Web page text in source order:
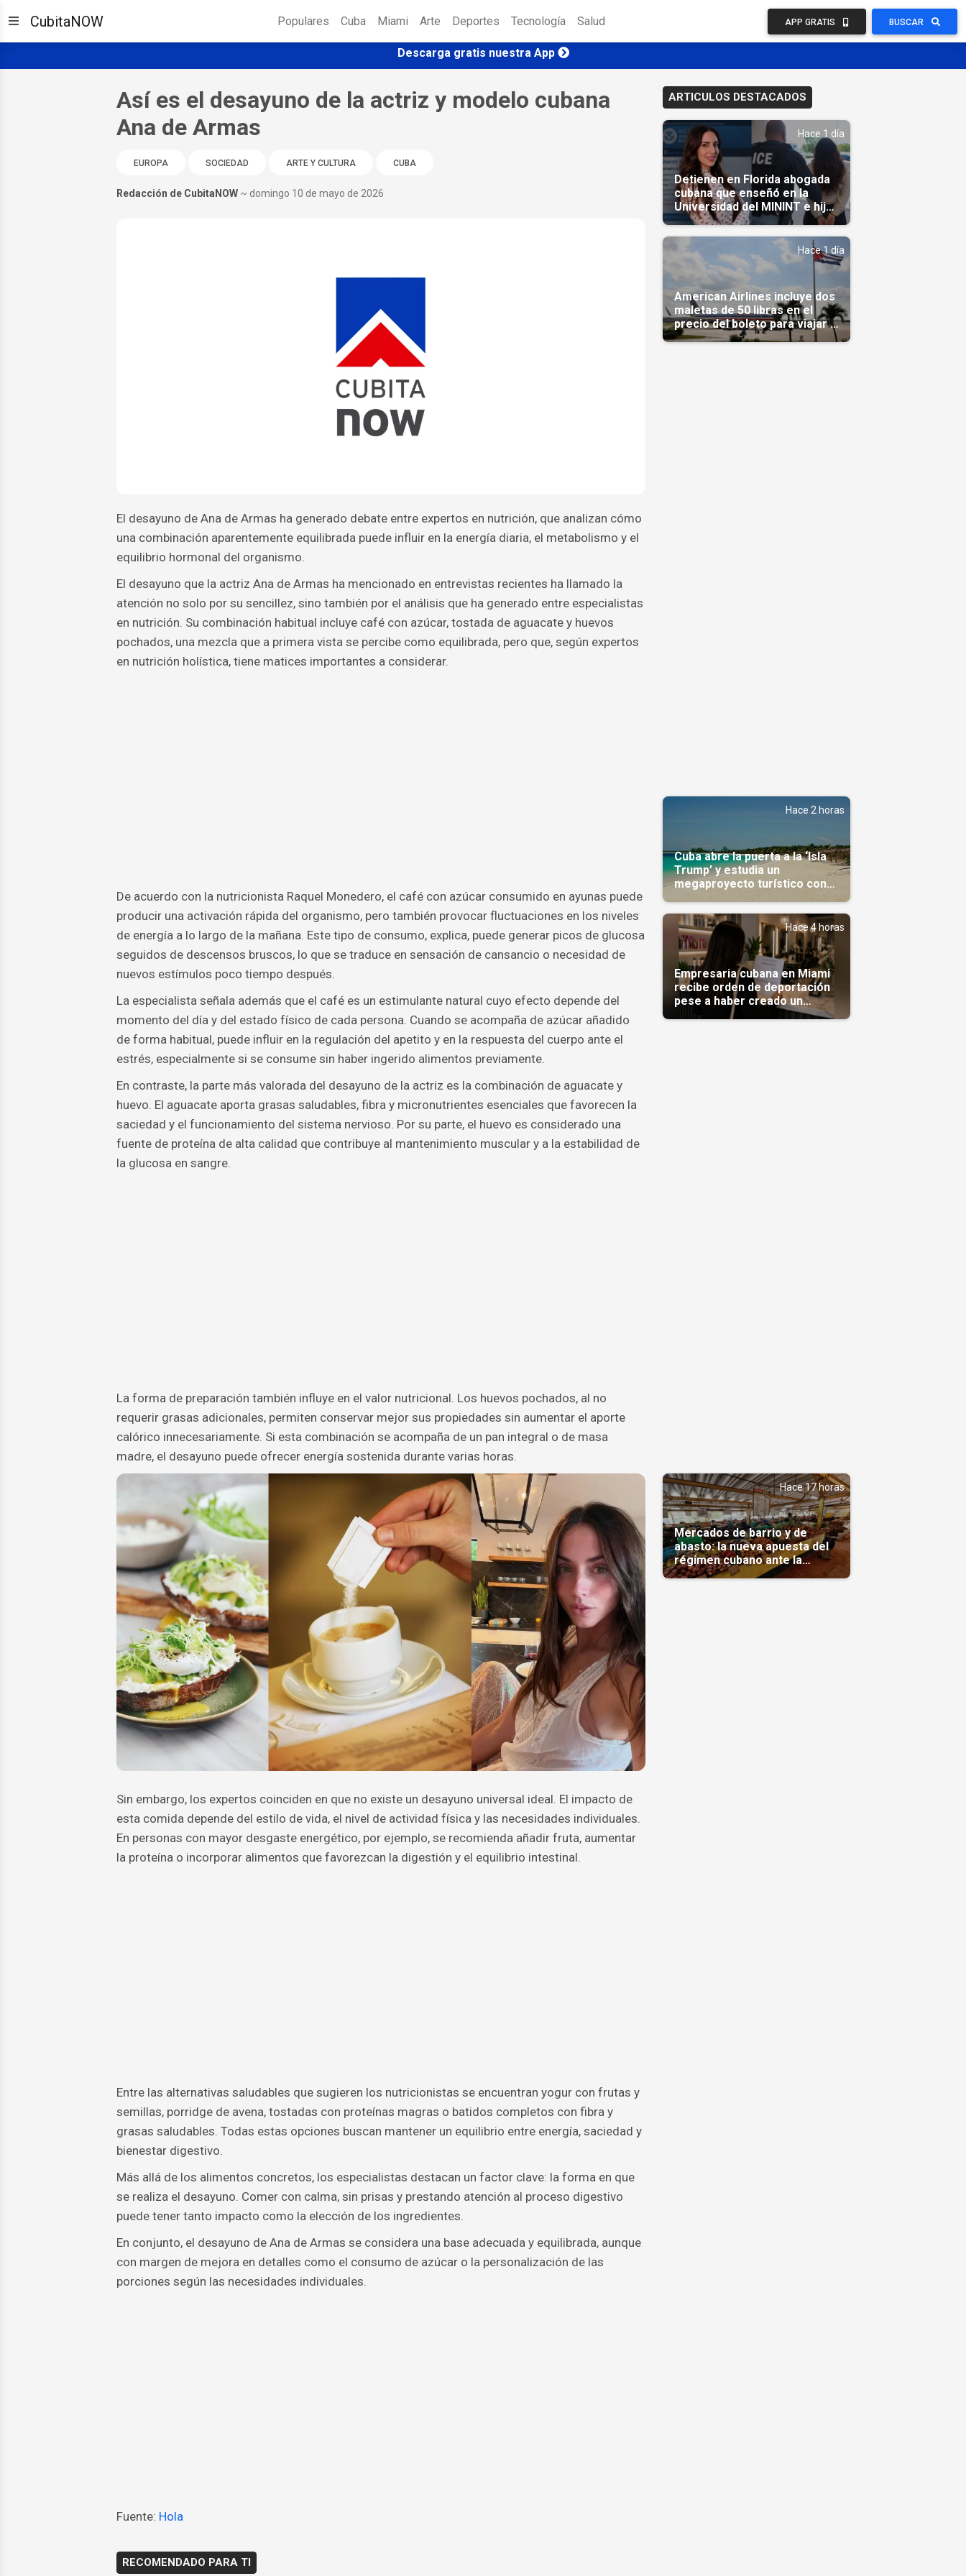
CubitaNOW Populares Cuba Miami Arte Deportes Tecnología Salud APP GRATIS BUSCAR
Descarga gratis nuestra App
Así es el desayuno de la actriz y modelo cubana
Ana de Armas
EUROPA SOCIEDAD ARTE Y CULTURA CUBA
Redacción de CubitaNOW ~ domingo 10 de mayo de 2026
El desayuno de Ana de Armas ha generado debate entre expertos en nutrición, que analizan cómo
una combinación aparentemente equilibrada puede influir en la energía diaria, el metabolismo y el
equilibrio hormonal del organismo.
El desayuno que la actriz Ana de Armas ha mencionado en entrevistas recientes ha llamado la
atención no solo por su sencillez, sino también por el análisis que ha generado entre especialistas
en nutrición. Su combinación habitual incluye café con azúcar, tostada de aguacate y huevos
pochados, una mezcla que a primera vista se percibe como equilibrada, pero que, según expertos
en nutrición holística, tiene matices importantes a considerar.
De acuerdo con la nutricionista Raquel Monedero, el café con azúcar consumido en ayunas puede
producir una activación rápida del organismo, pero también provocar fluctuaciones en los niveles
de energía a lo largo de la mañana. Este tipo de consumo, explica, puede generar picos de glucosa
seguidos de descensos bruscos, lo que se traduce en sensación de cansancio o necesidad de
nuevos estímulos poco tiempo después.
La especialista señala además que el café es un estimulante natural cuyo efecto depende del
momento del día y del estado físico de cada persona. Cuando se acompaña de azúcar añadido
de forma habitual, puede influir en la regulación del apetito y en la respuesta del cuerpo ante el
estrés, especialmente si se consume sin haber ingerido alimentos previamente.
En contraste, la parte más valorada del desayuno de la actriz es la combinación de aguacate y
huevo. El aguacate aporta grasas saludables, fibra y micronutrientes esenciales que favorecen la
saciedad y el funcionamiento del sistema nervioso. Por su parte, el huevo es considerado una
fuente de proteína de alta calidad que contribuye al mantenimiento muscular y a la estabilidad de
la glucosa en sangre.
La forma de preparación también influye en el valor nutricional. Los huevos pochados, al no
requerir grasas adicionales, permiten conservar mejor sus propiedades sin aumentar el aporte
calórico innecesariamente. Si esta combinación se acompaña de un pan integral o de masa
madre, el desayuno puede ofrecer energía sostenida durante varias horas.
Sin embargo, los expertos coinciden en que no existe un desayuno universal ideal. El impacto de
esta comida depende del estilo de vida, el nivel de actividad física y las necesidades individuales.
En personas con mayor desgaste energético, por ejemplo, se recomienda añadir fruta, aumentar
la proteína o incorporar alimentos que favorezcan la digestión y el equilibrio intestinal.
Entre las alternativas saludables que sugieren los nutricionistas se encuentran yogur con frutas y
semillas, porridge de avena, tostadas con proteínas magras o batidos completos con fibra y
grasas saludables. Todas estas opciones buscan mantener un equilibrio entre energía, saciedad y
bienestar digestivo.
Más allá de los alimentos concretos, los especialistas destacan un factor clave: la forma en que
se realiza el desayuno. Comer con calma, sin prisas y prestando atención al proceso digestivo
puede tener tanto impacto como la elección de los ingredientes.
En conjunto, el desayuno de Ana de Armas se considera una base adecuada y equilibrada, aunque
con margen de mejora en detalles como el consumo de azúcar o la personalización de las
porciones según las necesidades individuales.
Fuente: Hola
RECOMENDADO PARA TI
ARTICULOS DESTACADOS
Hace 1 día
Detienen en Florida abogada
cubana que enseñó en la
Universidad del MININT e hija
de diplomático cubano
Hace 1 día
American Airlines incluye dos
maletas de 50 libras en el
precio del boleto para viajar a
Cuba en agosto
Hace 2 horas
Cuba abre la puerta a la ‘Isla
Trump’ y estudia un
megaproyecto turístico con
capital árabe
Hace 4 horas
Empresaria cubana en Miami
recibe orden de deportación
pese a haber creado un
Hace 17 horas
Mercados de barrio y de
abasto: la nueva apuesta del
régimen cubano ante la
escasez